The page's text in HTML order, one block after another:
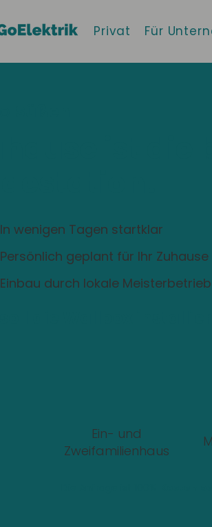
Privat Für
In wenigen Tagen startklar
Persönlich geplant für Ihr Zuhause
Einbau durch lokale
Ein- und
Zweifamilienhaus